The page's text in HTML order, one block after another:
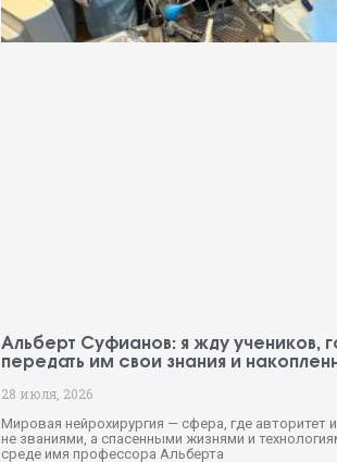
Альберт Суфианов: я жду учеников,
передать им свои знания и
28 июля, 2026
Мировая нейрохирургия — сфера, где авторитет
не званиями, а спасенными жизнями и
среде имя профессора Альберта